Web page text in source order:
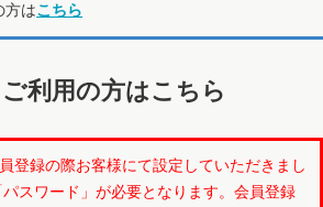
方はこちら
利用の方はこちら
登録の際お客様にて設定していただきまし
スワード」が必要となります。会員登録